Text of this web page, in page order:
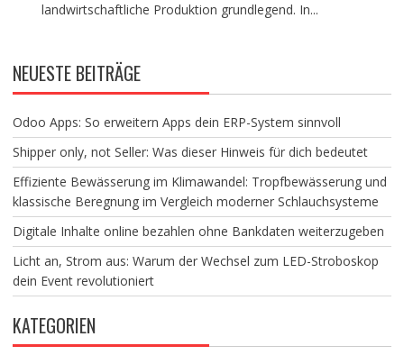
landwirtschaftliche Produktion grundlegend. In...
NEUESTE BEITRÄGE
Odoo Apps: So erweitern Apps dein ERP-System sinnvoll
Shipper only, not Seller: Was dieser Hinweis für dich bedeutet
Effiziente Bewässerung im Klimawandel: Tropfbewässerung und
klassische Beregnung im Vergleich moderner Schlauchsysteme
Digitale Inhalte online bezahlen ohne Bankdaten weiterzugeben
Licht an, Strom aus: Warum der Wechsel zum LED-Stroboskop
dein Event revolutioniert
KATEGORIEN